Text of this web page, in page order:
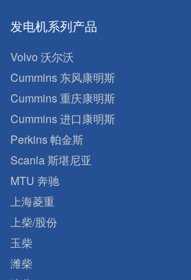
发电机系列产品
Volvo 沃尔沃
Cummins 东风康明斯
Cummins 重庆康明斯
Cummins 进口康明斯
Perkins 帕金斯
Scanla 斯堪尼亚
MTU 奔驰
上海菱重
上柴/股份
玉柴
潍柴